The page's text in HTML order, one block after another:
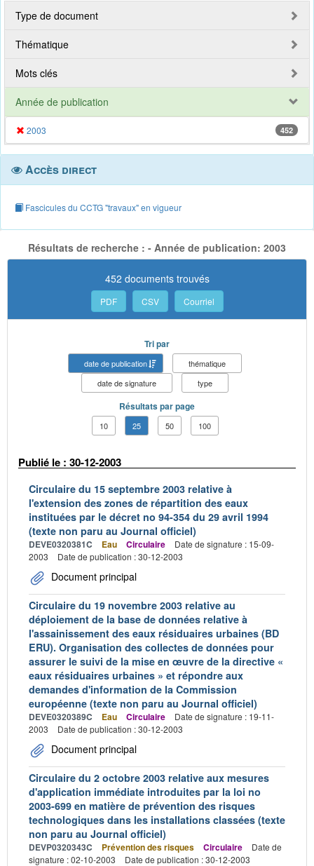
Type de document
Thématique
Mots clés
Année de publication
2003 452
Accès direct
Fascicules du CCTG "travaux" en vigueur
Résultats de recherche : - Année de publication: 2003
452 documents trouvés
PDF CSV Courriel
Tri par
date de publication
thématique
date de signature
type
Résultats par page
10 25 50 100
Publié le : 30-12-2003
Circulaire du 15 septembre 2003 relative à
l'extension des zones de répartition des eaux
instituées par le décret no 94-354 du 29 avril 1994
(texte non paru au Journal officiel)
DEVE0320381C Eau Circulaire
Date de signature : 15-09-
2003
Date de publication : 30-12-2003
Document principal
Circulaire du 19 novembre 2003 relative au
déploiement de la base de données relative à
l'assainissement des eaux résiduaires urbaines (BD
ERU). Organisation des collectes de données pour
assurer le suivi de la mise en œuvre de la directive «
eaux résiduaires urbaines » et répondre aux
demandes d'information de la Commission
européenne (texte non paru au Journal officiel)
DEVE0320389C Eau Circulaire
Date de signature : 19-11-
2003
Date de publication : 30-12-2003
Document principal
Circulaire du 2 octobre 2003 relative aux mesures
d'application immédiate introduites par la loi no
2003-699 en matière de prévention des risques
technologiques dans les installations classées (texte
non paru au Journal officiel)
DEVP0320343C Prévention des risques Circulaire
Date de
signature : 02-10-2003
Date de publication : 30-12-2003